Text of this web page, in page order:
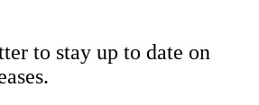
to stay up to date on